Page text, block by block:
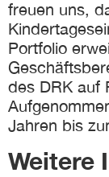
freuen uns,
Portfolio
des DRK auf
Jahren bis
Weitere